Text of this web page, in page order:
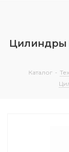
Цилиндры
Каталог -